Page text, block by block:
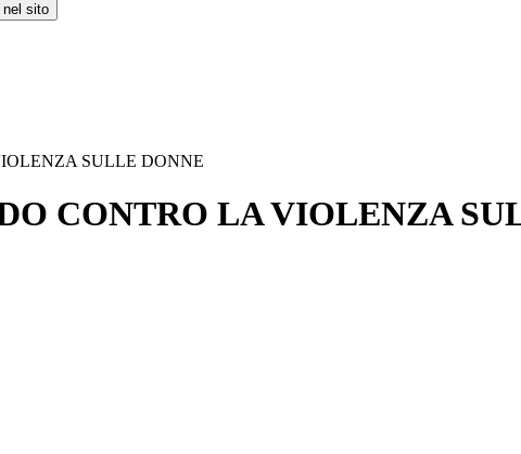
nel sito
SULLE DONNE
CONTRO LA VIOLENZA